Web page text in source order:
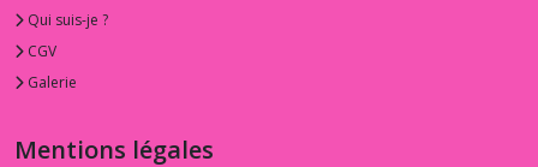
Qui suis-je ?
CGV
Galerie
Mentions légales